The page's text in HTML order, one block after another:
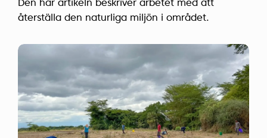
Den här artikeln beskriver arbetet med att
återställa den naturliga miljön i området.